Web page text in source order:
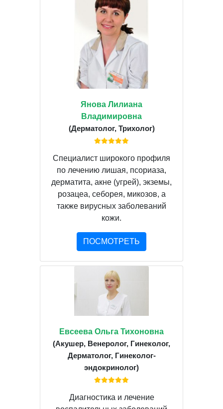
Янова Лилиана
Владимировна
(Дерматолог, Трихолог)
Специалист широкого профиля
по лечению лишая, псориаза,
дерматита, акне (угрей), экземы,
розацеа, себорея, микозов, а
также вирусных заболеваний
кожи.
ПОСМОТРЕТЬ
Евсеева Ольга Тихоновна
(Акушер, Венеролог, Гинеколог,
Дерматолог, Гинеколог-
эндокринолог)
Диагностика и лечение